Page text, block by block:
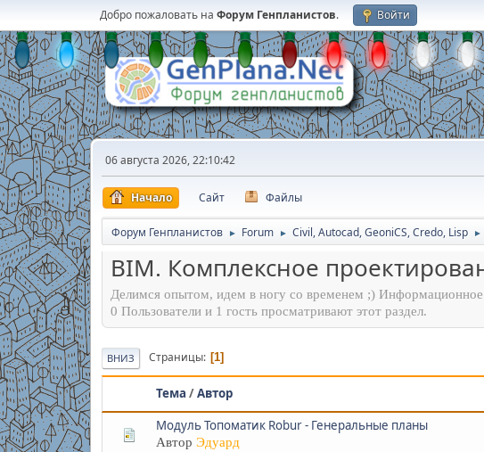
Добро пожаловать на Форум Генпланистов. Войти
06 августа 2026, 22:10:42
Начало Сайт Файлы
Форум Генпланистов ► Forum ► Civil, Autocad, GeoniCS, Credo, Lisp ►
BIM. Комплексное
Делимся опытом, идем в ногу со временем ;) Информационное
0 Пользователи и 1 гость просматривают этот раздел.
ВНИЗ Страницы 1
Тема /Автор
Модуль Топоматик Robur - Генеральные планы
Автор Эдуард